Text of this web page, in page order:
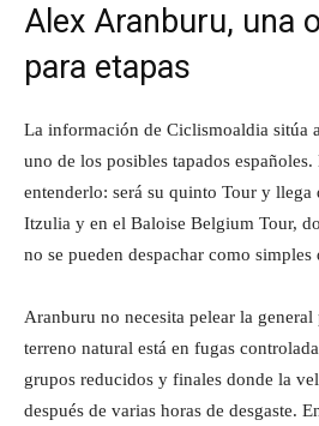
Alex Aranburu, una
para etapas
La información de Ciclismoaldia sitúa
uno de los posibles tapados
entenderlo: será su quinto Tour y llega
Itzulia y en el Baloise Belgium Tour,
no se pueden despachar como simples
Aranburu no necesita pelear la general
terreno natural está en fugas
grupos reducidos y finales donde la
después de varias horas de desgaste.